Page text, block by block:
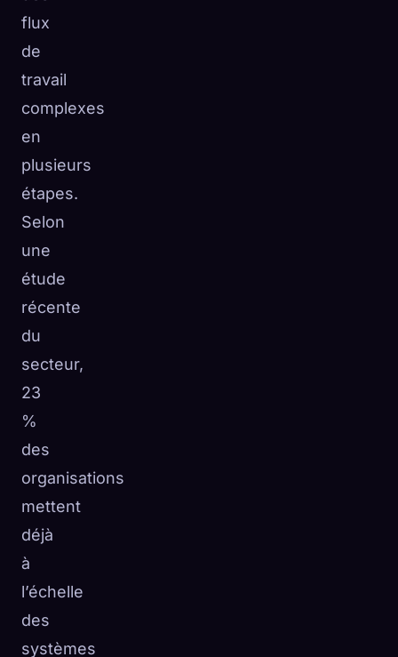
flux
de
travail
complexes
en
plusieurs
étapes.
Selon
une
étude
récente
du
secteur,
23
%
des
organisations
mettent
déjà
à
l’échelle
des
systèmes